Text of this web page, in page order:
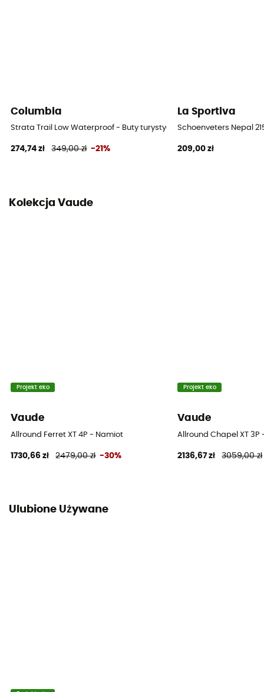
Materiał cholewki
Skóra
Columbia
Strata Trail Low Waterproof - Buty turystyczne damskie
274,74 zł 349,00 zł -21%
La Sportiva
Schoenveters Nepal
209,00 zł
Kolekcja Vaude
Projekt eko
Vaude
Allround Ferret XT 4P - Namiot
1730,66 zł 2479,00 zł -30%
Projekt eko
Vaude
Allround Chapel XT 3P
2136,67 zł 3059,00 zł
Ulubione Używane